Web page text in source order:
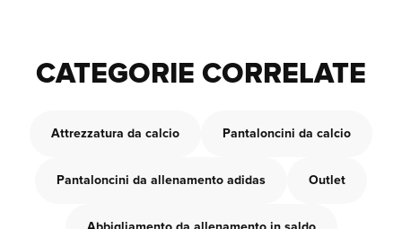
CATEGORIE CORRELATE
Attrezzatura da calcio Pantaloncini da calcio
Pantaloncini da allenamento adidas Outlet